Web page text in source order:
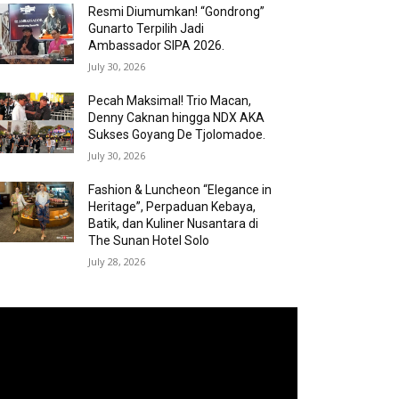
Resmi Diumumkan! “Gondrong”
Gunarto Terpilih Jadi
Ambassador SIPA 2026.
July 30, 2026
Pecah Maksimal! Trio Macan,
Denny Caknan hingga NDX AKA
Sukses Goyang De Tjolomadoe.
July 30, 2026
Fashion & Luncheon “Elegance in
Heritage”, Perpaduan Kebaya,
Batik, dan Kuliner Nusantara di
The Sunan Hotel Solo
July 28, 2026